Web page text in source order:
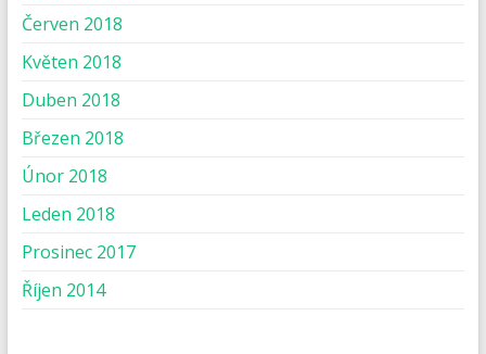
Červen 2018
Květen 2018
Duben 2018
Březen 2018
Únor 2018
Leden 2018
Prosinec 2017
Říjen 2014